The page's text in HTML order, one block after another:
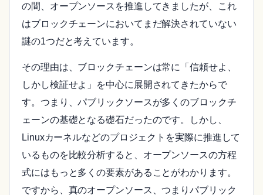
の間、オープンソースを推進してきましたが、これ
はブロックチェーンにおいてまだ解決されていない
謎の1つだと考えています。
その理由は、ブロックチェーンは常に「信頼せよ、
しかし検証せよ」を中心に展開されてきたからで
す。つまり、パブリックソースが多くのブロックチ
ェーンの基礎となる礎石だったのです。しかし、
Linuxカーネルなどのプロジェクトを実際に推進して
いるものを比較分析すると、オープンソースの方程
式にはもっと多くの要素があることがわかります。
ですから、真のオープンソース、つまりパブリック